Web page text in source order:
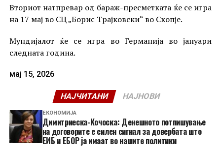
Вториот натпревар од бараж-пресметката ќе се игра
на 17 мај во СЦ „Борис Трајковски“ во Скопје.
Мундијалот ќе се игра во Германија во јануари
следната година.
мај 15, 2026
НАЈЧИТАНИ НАЈНОВИ
ЕКОНОМИЈА
Димитриеска-Кочоска: Денешното потпишување
на договорите е силен сигнал за довербата што
ЕИБ и ЕБОР ја имаат во нашите политики